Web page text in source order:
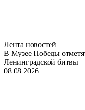
Лента новостей
В Музее Победы
Ленинградской битвы
08.08.2026